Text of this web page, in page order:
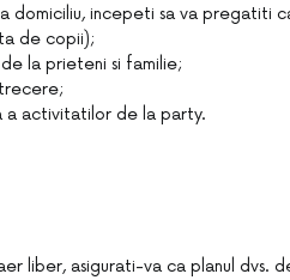
incepeti sa va pregatiti
de copii);
la prieteni si familie;
a activitatilor de la party.
liber, asigurati-va ca planul dvs.